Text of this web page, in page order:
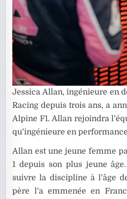
Jessica Allan, ingénieure en
Racing depuis trois ans, a
Alpine F1. Allan rejoindra
qu’ingénieure en
Allan est une jeune femme
1 depuis son plus jeune
suivre la discipline à l’âge
père l’a emmenée en